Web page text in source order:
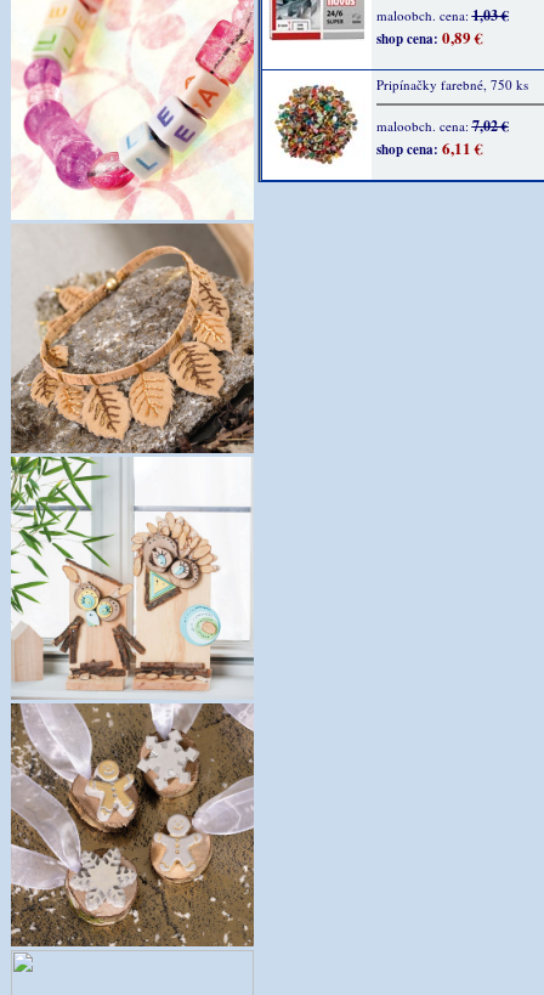
maloobch. cena:1,03 €
shop cena: 0,89 €
Pripínačky farebné, 750 ks
maloobch. cena:7,02 €
shop cena: 6,11 €